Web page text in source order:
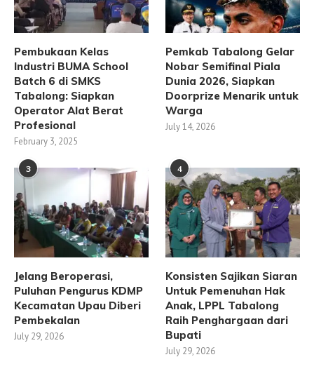
Pembukaan Kelas
Industri BUMA School
Batch 6 di SMKS
Tabalong: Siapkan
Operator Alat Berat
Profesional
February 3, 2025
Pemkab Tabalong Gelar
Nobar Semifinal Piala
Dunia 2026, Siapkan
Doorprize Menarik untuk
Warga
July 14, 2026
3
Jelang Beroperasi,
Puluhan Pengurus KDMP
Kecamatan Upau Diberi
Pembekalan
July 29, 2026
4
Konsisten Sajikan Siaran
Untuk Pemenuhan Hak
Anak, LPPL Tabalong
Raih Penghargaan dari
Bupati
July 29, 2026